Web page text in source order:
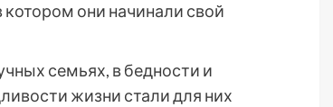
они начинали свой
семьях, в бедности и
жизни стали для них